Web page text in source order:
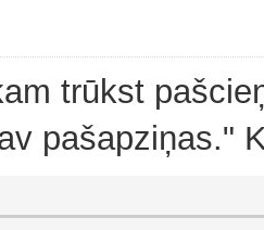
trūkst
pašapziņas."